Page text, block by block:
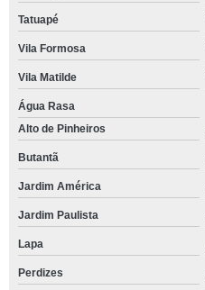
Tatuapé
Vila Formosa
Vila Matilde
Água Rasa
Alto de Pinheiros
Butantã
Jardim América
Jardim Paulista
Lapa
Perdizes